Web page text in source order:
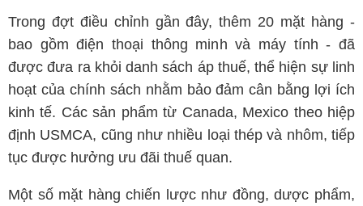
Trong đợt điều chỉnh gần đây, thêm 20 mặt hàng -
bao gồm điện thoại thông minh và máy tính - đã
được đưa ra khỏi danh sách áp thuế, thể hiện sự linh
hoạt của chính sách nhằm bảo đảm cân bằng lợi ích
kinh tế. Các sản phẩm từ Canada, Mexico theo hiệp
định USMCA, cũng như nhiều loại thép và nhôm, tiếp
tục được hưởng ưu đãi thuế quan.
Một số mặt hàng chiến lược như đồng, dược phẩm,